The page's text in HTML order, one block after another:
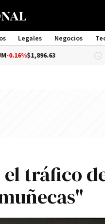
Legales Negocios
tráfico